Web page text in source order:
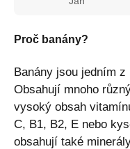
Proč banány?
Banány jsou jedním
Obsahují mnoho
vysoký obsah
C, B1, B2, E nebo
obsahují také